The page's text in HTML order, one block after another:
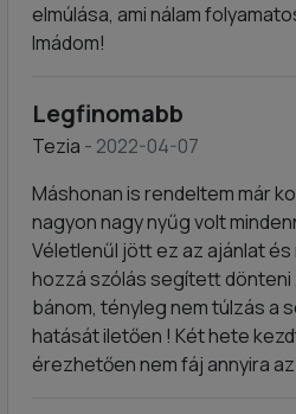
elmúlása, ami nálam
Imádom!
Legfinomabb
Tezia - 2022-04-07
Máshonan is rendeltem már
nagyon nagy nyűg volt
Véletlenűl jött ez az ajánlat
hozzá szólás segített dönteni
bánom, tényleg nem túlzás a
hatását iletően ! Két hete
érezhetően nem fáj annyira